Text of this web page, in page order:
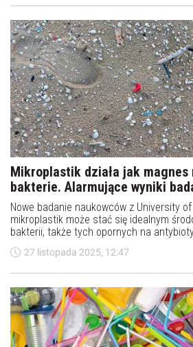
Mikroplastik działa jak magnes
bakterie. Alarmujące wyniki
Nowe badanie naukowców z University
mikroplastik może stać się idealnym
bakterii, także tych opornych na
pilne usprawnienie systemów
problem wymknie się spod kontroli.
27 listopada 2025, 12:47